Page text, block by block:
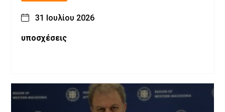
31 Ιουλίου 2026
υποσχέσεις